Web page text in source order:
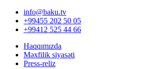
info@baku.tv
+99455 202 50 05
+99412 525 44 66
Haqqımızda
Məxfilik siyasəti
Press-reliz